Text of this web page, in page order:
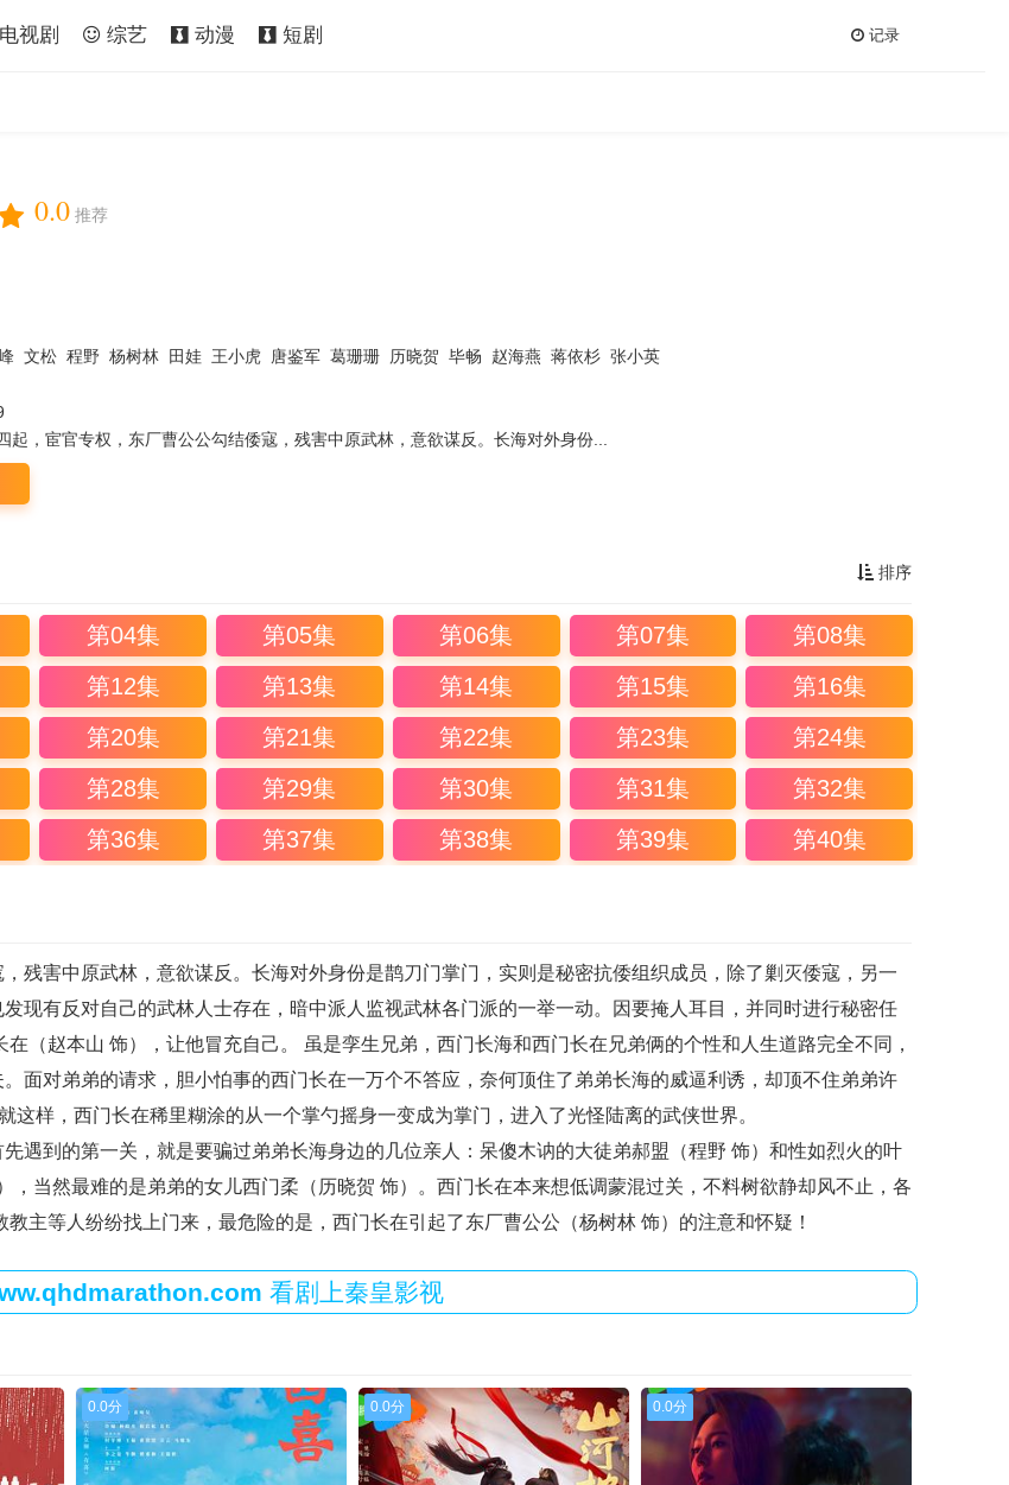
电视剧 综艺 动漫 短剧 记录
0.0 推荐
文松 程野 杨树林 田娃 王小虎 唐鉴军 葛珊珊 历晓贺 毕畅 赵海燕 蒋依杉 张小英
，宦官专权，东厂曹公公勾结倭寇，残害中原武林，意欲谋反。长海对外身份...
排序
第04集 第05集 第06集 第07集
第08集
第12集 第13集 第14集 第15集
第16集
第20集 第21集 第22集 第23集
第24集
第28集 第29集 第30集 第31集
第32集
第36集 第37集 第38集 第39集 第40集
害中原武林，意欲谋反。长海对外身份是鹊刀门掌门，实则是秘密抗倭组织成员，除了剿灭倭寇，另一
现有反对自己的武林人士存在，暗中派人监视武林各门派的一举一动。因要掩人耳目，并同时进行秘密任
（赵本山 饰），让他冒充自己。 虽是孪生兄弟，西门长海和西门长在兄弟俩的个性和人生道路完全不同，
面对弟弟的请求，胆小怕事的西门长在一万个不答应，奈何顶住了弟弟长海的威逼利诱，却顶不住弟弟许
这样，西门长在稀里糊涂的从一个掌勺摇身一变成为掌门，进入了光怪陆离的武侠世界。
到的第一关，就是要骗过弟弟长海身边的几位亲人：呆傻木讷的大徒弟郝盟（程野 饰）和性如烈火的叶
，当然最难的是弟弟的女儿西门柔（历晓贺 饰）。西门长在本来想低调蒙混过关，不料树欲静却风不止，各
主等人纷纷找上门来，最危险的是，西门长在引起了东厂曹公公（杨树林 饰）的注意和怀疑！
看剧上秦皇影视
0.0分 0.0分 0.0分